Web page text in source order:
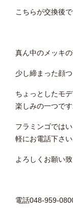
こちらが交換後で
真ん中のメッキ
少し締まった顔
ちょっとしたモ
楽しみの一つで
フラミンゴでは
軽にお電話下さい
よろしくお願い致
電話048-959-